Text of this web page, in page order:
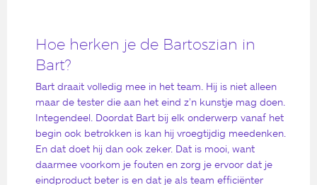
Hoe herken je de Bartoszian in
Bart?
Bart draait volledig mee in het team. Hij is niet alleen
maar de tester die aan het eind z’n kunstje mag doen.
Integendeel. Doordat Bart bij elk onderwerp vanaf het
begin ook betrokken is kan hij vroegtijdig meedenken.
En dat doet hij dan ook zeker. Dat is mooi, want
daarmee voorkom je fouten en zorg je ervoor dat je
eindproduct beter is en dat je als team efficiënter